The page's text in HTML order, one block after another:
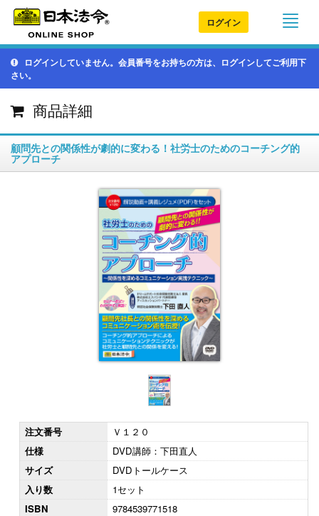
ログイン
ログインしていません。会員番号をお持ちの方は、ログインしてご利用下
さい。
商品詳細
顧問先との関係性が劇的に変わる！社労士のためのコーチング的
アプローチ
注文番号
Ｖ１２０
仕様
DVD講師：下田直人
サイズ
DVDトールケース
入り数
1セット
ISBN
9784539771518